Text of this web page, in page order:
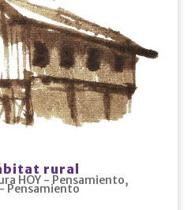
rural
HOY - Pensamiento,
Pensamiento